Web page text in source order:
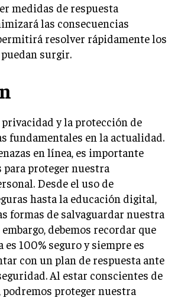
medidas de respuesta
las consecuencias
resolver rápidamente los
surgir.
privacidad y la protección de
fundamentales en la actualidad.
en línea, es importante
proteger nuestra
Desde el uso de
hasta la educación digital,
formas de salvaguardar nuestra
debemos recordar que
100% seguro y siempre es
con un plan de respuesta ante
Al estar conscientes de
podremos proteger nuestra